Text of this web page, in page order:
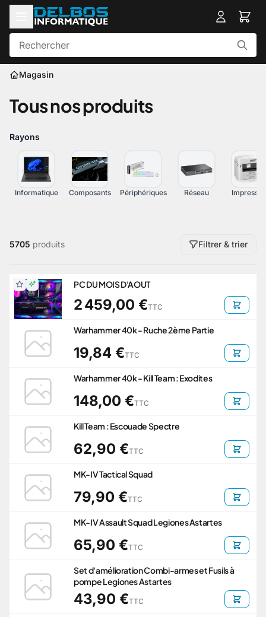
Magasin
Tous nos produits
Rayons
Informatique Composants Périphériques Réseau
5705 produits Filtrer & trier
PC DU MOIS D'AOUT
2 459,00 €TTC
Warhammer 40k - Ruche 2ème Partie
19,84 €TTC
Warhammer 40k - Kill Team : Exodites
148,00 €TTC
Kill Team : Escouade Spectre
62,90 €TTC
MK-IV Tactical Squad
79,90 €TTC
MK-IV Assault Squad Legiones Astartes
65,90 €TTC
Set d'amélioration Combi-armes et Fusils à
pompe Legiones Astartes
43,90 €TTC